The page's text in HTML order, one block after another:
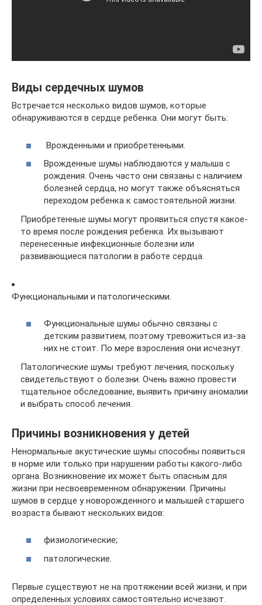
Виды сердечных шумов
Встречается несколько видов шумов, которые
обнаруживаются в сердце ребенка. Они могут быть:
Врожденными и приобретенными.
Врожденные шумы наблюдаются у малыша с
рождения. Очень часто они связаны с наличием
болезней сердца, но могут также объясняться
переходом ребенка к самостоятельной жизни.
Приобретенные шумы могут проявиться спустя какое-
то время после рождения ребенка. Их вызывают
перенесенные инфекционные болезни или
развивающиеся патологии в работе сердца.
Функциональными и патологическими.
Функциональные шумы обычно связаны с
детским развитием, поэтому тревожиться из-за
них не стоит. По мере взросления они исчезнут.
Патологические шумы требуют лечения, поскольку
свидетельствуют о болезни. Очень важно провести
тщательное обследование, выявить причину аномалии
и выбрать способ лечения.
Причины возникновения у детей
Ненормальные акустические шумы способны появиться
в норме или только при нарушении работы какого-либо
органа. Возникновение их может быть опасным для
жизни при несвоевременном обнаружении. Причины
шумов в сердце у новорожденного и малышей старшего
возраста бывают нескольких видов:
физиологические;
патологические.
Первые существуют не на протяжении всей жизни, и при
определенных условиях самостоятельно исчезают.